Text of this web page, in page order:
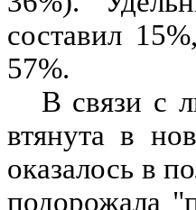
составил
57%.
В связи с
втянута в
оказалось в
подорожала